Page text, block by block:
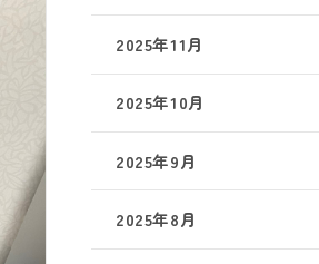
2025年11月
2025年10月
2025年9月
2025年8月